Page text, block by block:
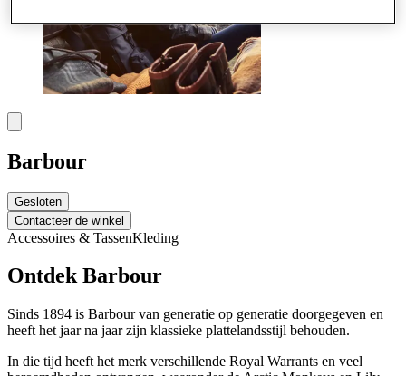
Barbour
Gesloten
Contacteer de winkel
Accessoires & TassenKleding
Ontdek Barbour
Sinds 1894 is Barbour van generatie op generatie doorgegeven en
heeft het jaar na jaar zijn klassieke plattelandsstijl behouden.
In die tijd heeft het merk verschillende Royal Warrants en veel